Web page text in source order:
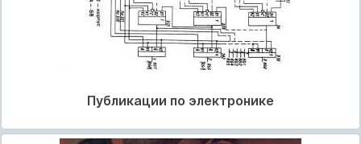
Публикации по электронике